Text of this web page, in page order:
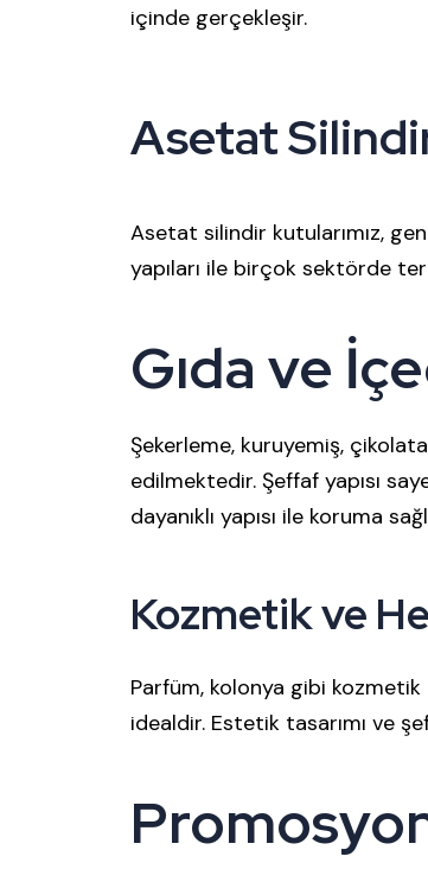
içinde gerçekleşir.
Asetat
Asetat silindir kutularımız,
yapıları ile birçok sektörde
Gıda ve
Şekerleme, kuruyemiş,
edilmektedir. Şeffaf yapısı
dayanıklı yapısı ile koruma
Kozmetik ve
Parfüm, kolonya gibi kozmetik
idealdir. Estetik tasarımı ve